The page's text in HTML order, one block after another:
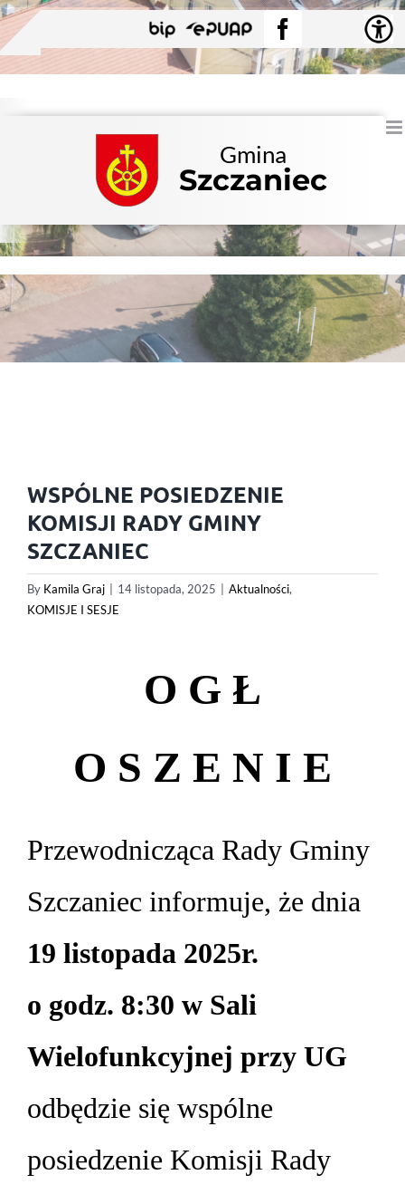
Przejdź
do
zawartości
BIP EPUAPFacebook
Gmina
Szczaniec
WSPÓLNE POSIEDZENIE
KOMISJI RADY GMINY
SZCZANIEC
By Kamila Graj 14 listopada, 2025 Aktualności,
KOMISJE I SESJE
O G Ł
O S Z E N I E
Przewodnicząca Rady Gminy
Szczaniec informuje, że dnia
19 listopada 2025r.
o godz. 8:30 w Sali
Wielofunkcyjnej przy UG
odbędzie się wspólne
posiedzenie Komisji Rady